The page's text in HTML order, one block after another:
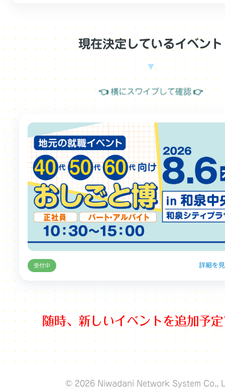
現在決定しているイベント
👈 横にスワイプして確認 👉
受付中 詳細を
随時、新しいイベントを追加予
© 2026 Niwadani Network System Co.,